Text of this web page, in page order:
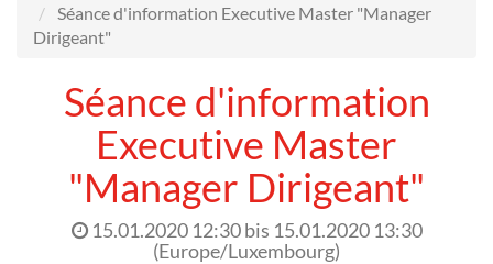
Séance d'information Executive Master "Manager
Dirigeant"
Séance d'information
Executive Master
"Manager Dirigeant"
15.01.2020 12:30bis 15.01.2020 13:30
(Europe/Luxembourg)